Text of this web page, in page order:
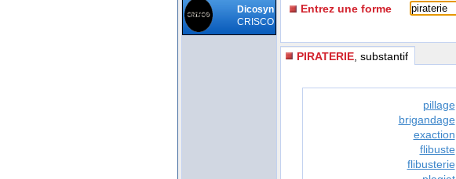
Dicosyn
CRISCO
Entrez une forme
PIRATERIE , substantif
pillage
brigandage
exaction
flibuste
flibusterie